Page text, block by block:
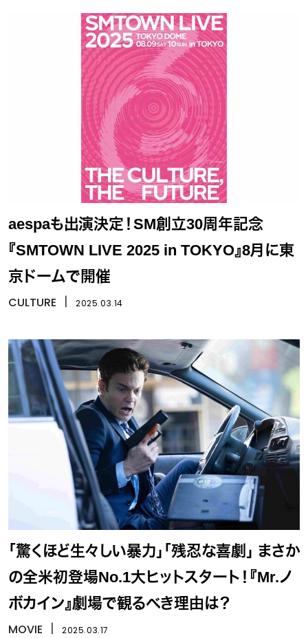
aespaも出演決定！SM創立30周年記念
『SMTOWN LIVE 2025 in TOKYO』8月に東
京ドームで開催
CULTURE 2025.03.14
「驚くほど生々しい暴力」「残忍な喜劇」 まさか
の全米初登場No.1大ヒットスタート！『Mr.ノ
ボカイン』劇場で観るべき理由は？
MOVIE 2025.03.17